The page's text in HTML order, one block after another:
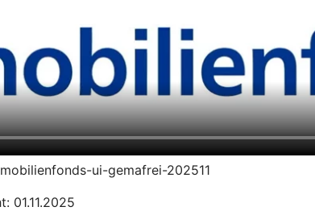
ui-gemafrei-202511
01.11.2025